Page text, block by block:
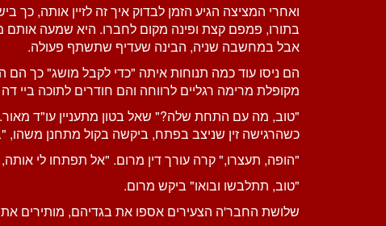
ואחרי המציצה הגיע הזמן לבדוק איך זה לזיין אותה,
בתורו, פמפם קצת ופינה מקום לחברו. היא שמעה
אבל במחשבה שניה, הבינה שעדיף שתשתף פעולה.
הם ניסו עוד כמה תנוחות איתה "כדי לקבל מושג" כך
מקופלת מרימה רגליים לרווחה והם חודרים לתוכה ביי
"טוב, מה עם התחת שלה?" שאל בטון מתעניין עו"ד
כשהרגישה זין שניצב בפתח, ביקשה בקול מתחנן משהו,
"הופה, תעצרו," קרה עורך דין מרום. "אל תפתחו לי
"טוב, תתלבשו ובואו" ביקש מרום.
שלושת החבר'ה הצעירים אספו את בגדיהם, מותירים